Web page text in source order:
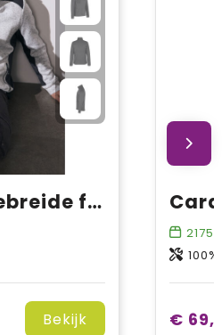
Cardigan | gebreide fleece
Bekijk
2175
€